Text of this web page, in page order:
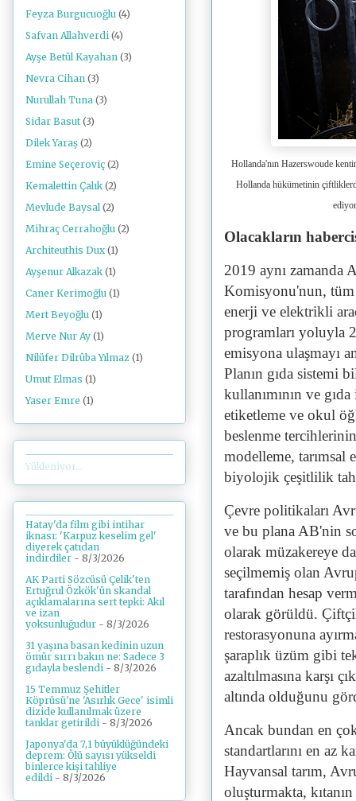
Hollanda'nın Hazerswoude
Hollanda hükümetinin
Olacakların
2019 aynı zamanda
Komisyonu'nun, tüm
enerji ve elektrikli
programları yoluyla
emisyona ulaşmayı
Planın gıda sistemi
kullanımının ve
etiketleme ve okul
beslenme
modelleme, tarımsal
biyolojik çeşitlilik
Çevre politikaları
ve bu plana AB'nin
olarak müzakereye
seçilmemiş olan
tarafından hesap
olarak görüldü.
restorasyonuna
şaraplık üzüm gibi
azaltılmasına karşı
altında olduğunu
Ancak bundan en
standartlarını en az
Hayvansal tarım,
oluşturmakta,
Feyza Burgucuoğlu (4)
Safvan Allahverdi (4)
Ayşe Betül Kayahan (3)
Nevra Cihan (3)
Nurullah Tuna (3)
Sidar Basut (3)
Dilek Yaraş (2)
Emine Seçeroviç (2)
Kemalettin Çalık (2)
Mevlude Baysal (2)
Mihraç Cerrahoğlu (2)
Architeuthis Dux (1)
Ayşenur Alkazak (1)
Caner Kerimoğlu (1)
Mert Beyoğlu (1)
Merve Nur Ay (1)
Nilüfer Dilrûba Yılmaz (1)
Umut Elmas (1)
Yaser Emre (1)
Yükleniyor...
Hatay'da film gibi intihar
iknası: 'Karpuz keselim gel'
diyerek çatıdan
indirdiler - 8/3/2026
AK Parti Sözcüsü Çelik'ten
Ertuğrul Özkök'ün skandal
açıklamalarına sert tepki: Akıl
ve izan
yoksunluğudur - 8/3/2026
31 yaşına basan kedinin uzun
ömür sırrı bakın ne: Sadece 3
gıdayla beslendi - 8/3/2026
15 Temmuz Şehitler
Köprüsü'ne 'Asırlık Gece' isimli
dizide kullanılmak üzere
tanklar getirildi - 8/3/2026
Japonya'da 7,1 büyüklüğündeki
deprem: Ölü sayısı yükseldi
binlerce kişi tahliye
edildi - 8/3/2026